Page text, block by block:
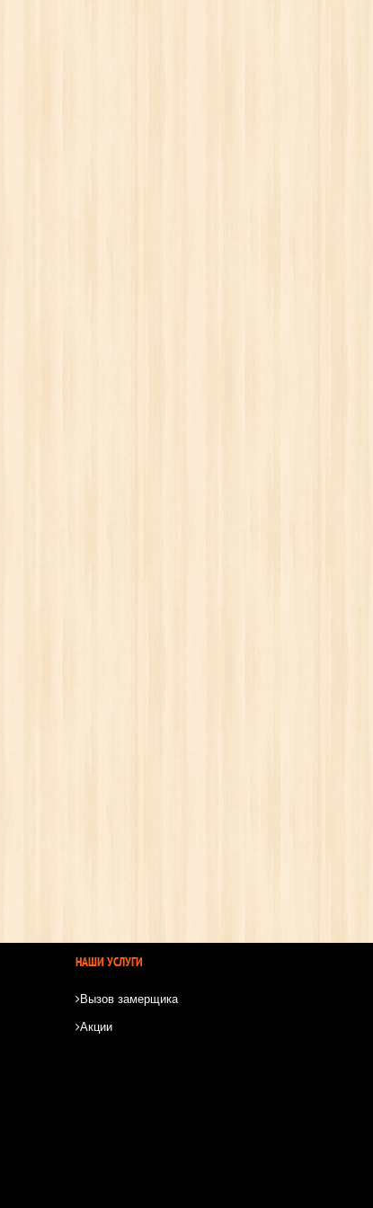
НАШИ УСЛУГИ
Вызов замерщика
Акции